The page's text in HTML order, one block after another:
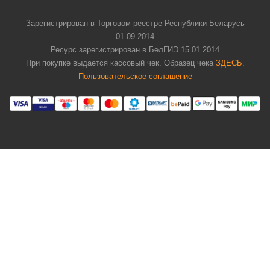
Зарегистрирован в Торговом реестре Республики Беларусь
01.09.2014
Ресурс зарегистрирован в БелГИЭ 15.01.2014
При покупке выдается кассовый чек. Образец чека ЗДЕСЬ.
Пользовательское соглашение